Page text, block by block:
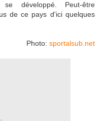
développé. Peut-être
de ce pays d'ici quelques
Photo: sportalsub.net